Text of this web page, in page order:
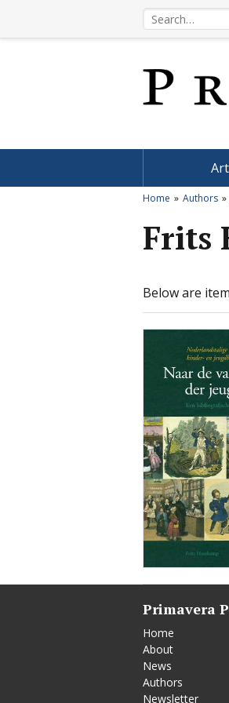
Art
Home Authors
Frits
Below are
Primavera
Home
About
News
Authors
Newsletter